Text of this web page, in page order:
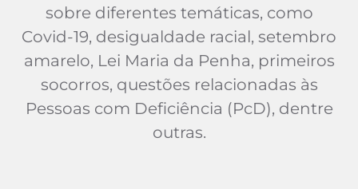
sobre diferentes temáticas, como
Covid-19, desigualdade racial, setembro
amarelo, Lei Maria da Penha, primeiros
socorros, questões relacionadas às
Pessoas com Deficiência (PcD), dentre
outras.